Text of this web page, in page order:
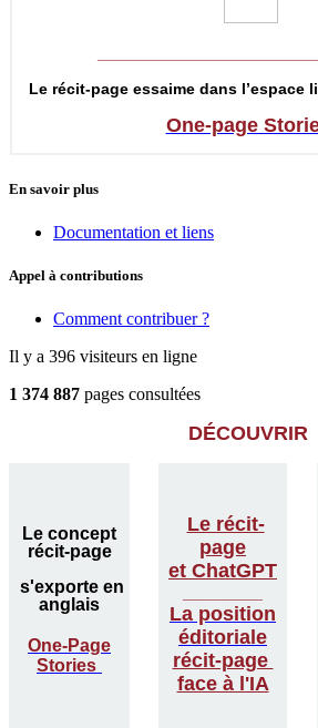
Le récit-page essaime dans l’espace
One-page
En savoir plus
Documentation et liens
Appel à contributions
Comment contribuer ?
Il y a 396 visiteurs en ligne
1 374 887 pages consultées
DÉCOUVRIR
Le concept
récit-page
s'exporte en
anglais
One-Page
Stories
Le récit-
page
et ChatGPT
La position
éditoriale
récit-page
face à l'IA